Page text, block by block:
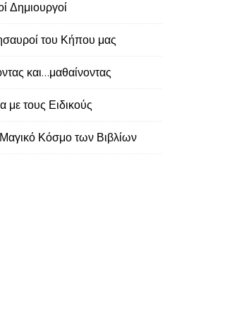
Δημιουργοί
του Κήπου μας
και…μαθαίνοντας
με τους Ειδικούς
Κόσμο των Βιβλίων